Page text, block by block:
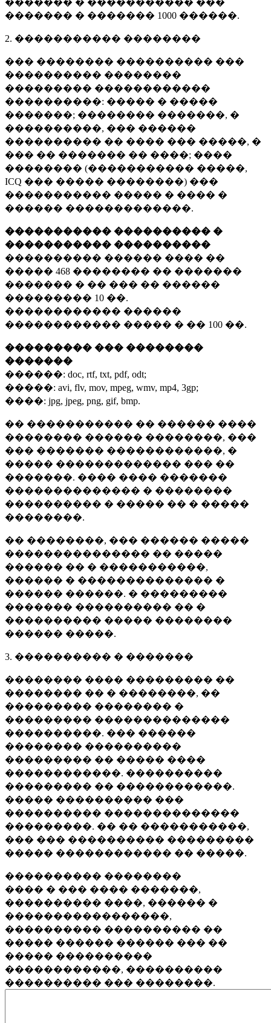
������� � ����������� ���
������� � ������� 1000 ������.
2. ����������� ��������
��� �������� ���������� ���
���������� ��������
��������� ������������
����������: ����� � �����
�������; �������� �������, �
����������, ��� ������
���������� �� ���� ��� �����, �
��� �� ������� �� ����; ����
�������� (����������� �����,
ICQ ��� ����� ��������) ���
����������� ����� � ���� �
������ �������������.
����������� ���������� �
����������� ����������
���������� ������ ���� ��
����� 468 �������� �� �������
������� � �� ��� �� ������
��������� 10 ��.
������������ ������
������������ ����� � �� 100 ��.
��������� ��� ��������
�������
������: doc, rtf, txt, pdf, odt;
�����: avi, flv, mov, mpeg, wmv, mp4, 3gp;
����: jpg, jpeg, png, gif, bmp.
�� ����������� �� ������ ����
�������� ������ ��������, ���
��� ������� ������������, �
����� ������������� ��� ��
�������. ���� ���� �������
�������������� � ��������
���������� � ����� �� � �����
��������.
�� ��������, ��� ������ �����
��������������� �� �����
������ �� � �����������,
������ � �������������� �
������ ������. � ���������
������� ���������� �� �
���������� ����� ��������
������ �����.
3. ���������� � �������
�������� ���� ��������� ��
�������� �� � ��������, ��
��������� �������� �
��������� ��������������
����������. ��� ������
�������� ����������
��������� �� ����� ����
������������. ����������
��������� �� ������������.
����� ���������� ���
���������� ��������������
���������. �� �� �����������,
��� ��� ���������� ���������
����� ������������ �� �����.
���������� ��������
���� � ��� ���� �������,
���������� ����, ������ �
�����������������,
���������� ���������� ��
����� ������ ������ ��� ��
����� ����������
������������, ����������
���������� ��� ��������.